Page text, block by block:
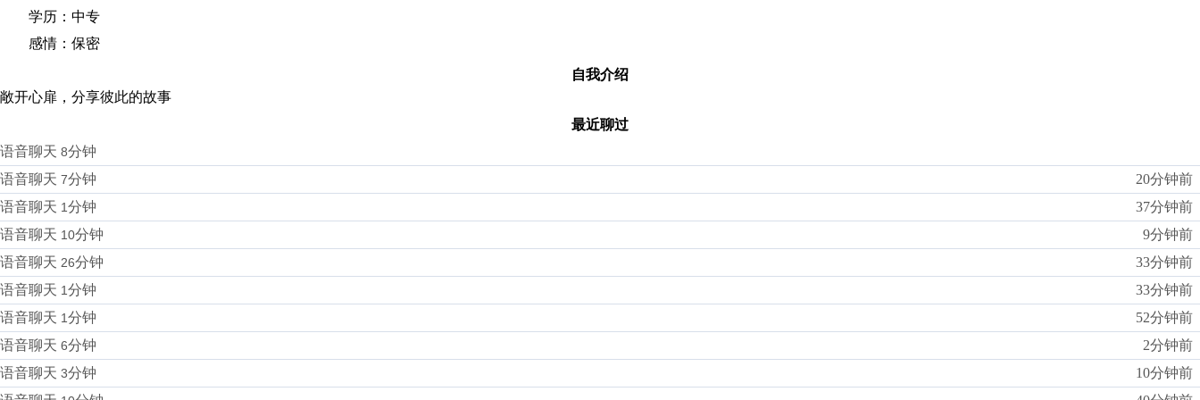
学历： 中专
感情： 保密
自我介绍
敞开心扉，分享彼此的故事
最近聊过
语音聊天 8分钟
语音聊天 7分钟
20分钟前
语音聊天 1分钟
37分钟前
语音聊天 10分钟
9分钟前
语音聊天 26分钟
33分钟前
语音聊天 1分钟
33分钟前
语音聊天 1分钟
52分钟前
语音聊天 6分钟
2分钟前
语音聊天 3分钟
10分钟前